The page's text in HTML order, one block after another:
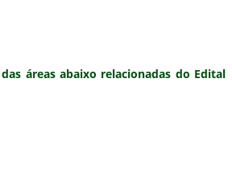
das áreas abaixo relacionadas do Edital